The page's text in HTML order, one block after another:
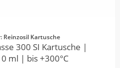
Reinzosil Kartusche
300 SI Kartusche |
ml | bis +300°C